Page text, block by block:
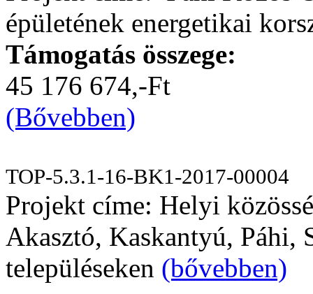
épületének energetikai
Támogatás összege:
45 176 674,-Ft
(Bővebben)
TOP-5.3.1-16-BK1-2017-00004
Projekt címe: Helyi
Akasztó, Kaskantyú, Páhi,
településeken (bővebben)